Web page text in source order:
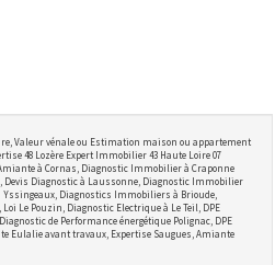
Valeur vénale ou Estimation maison ou appartement
48 Lozère Expert Immobilier 43 Haute Loire 07
à Cornas, Diagnostic Immobilier à Craponne
Devis Diagnostic à Laussonne, Diagnostic Immobilier
Yssingeaux, Diagnostics Immobiliers à Brioude,
Le Pouzin, Diagnostic Electrique à Le Teil, DPE
de Performance énergétique Polignac, DPE
Eulalie avant travaux, Expertise Saugues, Amiante